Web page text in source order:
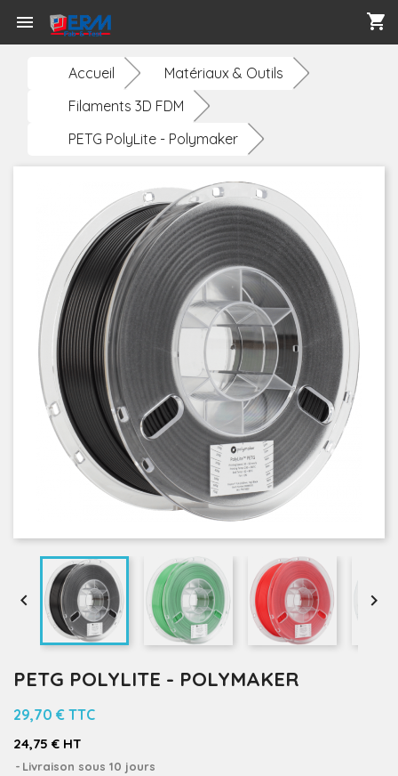
 shopping_cart
Accueil
Matériaux & Outils
Filaments 3D FDM
PETG PolyLite - Polymaker
 
PETG POLYLITE - POLYMAKER
29,70 € TTC
24,75 € HT
Livraison sous 10 jours